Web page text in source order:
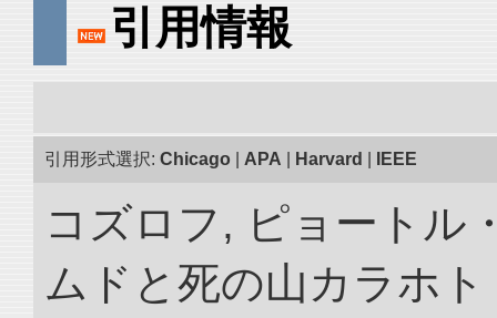
引用情報
引用形式選択: Chicago APA Harvard IEEE
コズロフ, ピョートル
ムドと死の山カラホ